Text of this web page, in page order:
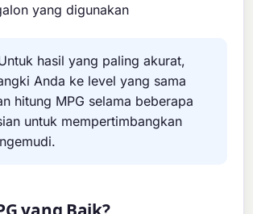
yang digunakan
hasil yang paling akurat,
Anda ke level yang sama
hitung MPG selama beberapa
untuk mempertimbangkan